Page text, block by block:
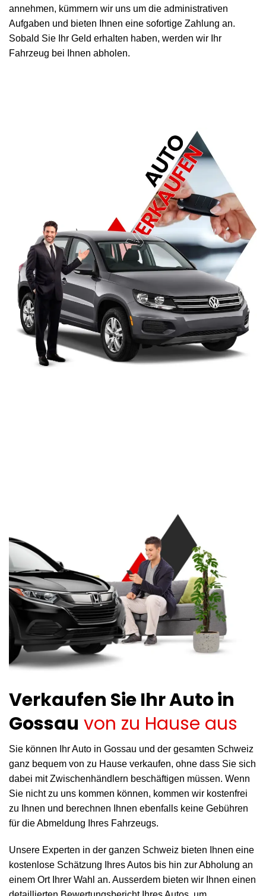
annehmen, kümmern wir uns um die administrativen
Aufgaben und bieten Ihnen eine sofortige Zahlung an.
Sobald Sie Ihr Geld erhalten haben, werden wir Ihr
Fahrzeug bei Ihnen abholen.
Verkaufen Sie Ihr Auto in
Gossau von zu Hause aus
Sie können Ihr Auto in Gossau und der gesamten Schweiz
ganz bequem von zu Hause verkaufen, ohne dass Sie sich
dabei mit Zwischenhändlern beschäftigen müssen. Wenn
Sie nicht zu uns kommen können, kommen wir kostenfrei
zu Ihnen und berechnen Ihnen ebenfalls keine Gebühren
für die Abmeldung Ihres Fahrzeugs.
Unsere Experten in der ganzen Schweiz bieten Ihnen eine
kostenlose Schätzung Ihres Autos bis hin zur Abholung an
einem Ort Ihrer Wahl an. Ausserdem bieten wir Ihnen einen